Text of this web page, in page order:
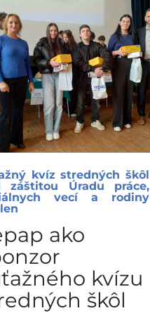
kvíz stredných škôl
záštitou Úradu práce,
vecí a rodiny
ako
kvízu
škôl